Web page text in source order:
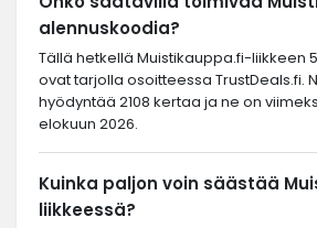
alennuskoodia?
Tällä hetkellä Muistikauppa.fi-liikkeen
ovat tarjolla osoitteessa TrustDeals.fi.
hyödyntää 2108 kertaa ja ne on
elokuun 2026.
Kuinka paljon voin säästää
liikkeessä?